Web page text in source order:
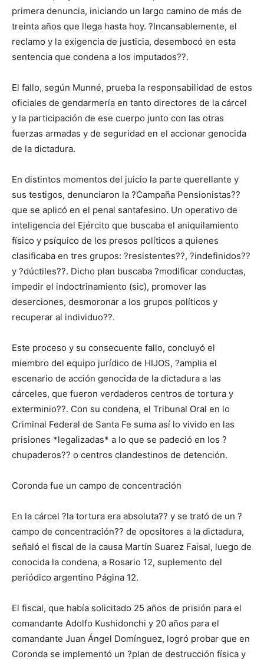
primera denuncia, iniciando un largo camino de más de
treinta años que llega hasta hoy. ?Incansablemente, el
reclamo y la exigencia de justicia, desembocó en esta
sentencia que condena a los imputados??.
El fallo, según Munné, prueba la responsabilidad de estos
oficiales de gendarmería en tanto directores de la cárcel
y la participación de ese cuerpo junto con las otras
fuerzas armadas y de seguridad en el accionar genocida
de la dictadura.
En distintos momentos del juicio la parte querellante y
sus testigos, denunciaron la ?Campaña Pensionistas??
que se aplicó en el penal santafesino. Un operativo de
inteligencia del Ejército que buscaba el aniquilamiento
físico y psíquico de los presos políticos a quienes
clasificaba en tres grupos: ?resistentes??, ?indefinidos??
y ?dúctiles??. Dicho plan buscaba ?modificar conductas,
impedir el indoctrinamiento (sic), promover las
deserciones, desmoronar a los grupos políticos y
recuperar al individuo??.
Este proceso y su consecuente fallo, concluyó el
miembro del equipo jurídico de HIJOS, ?amplia el
escenario de acción genocida de la dictadura a las
cárceles, que fueron verdaderos centros de tortura y
exterminio??. Con su condena, el Tribunal Oral en lo
Criminal Federal de Santa Fe suma así lo vivido en las
prisiones *legalizadas* a lo que se padeció en los ?
chupaderos?? o centros clandestinos de detención.
Coronda fue un campo de concentración
En la cárcel ?la tortura era absoluta?? y se trató de un ?
campo de concentración?? de opositores a la dictadura,
señaló el fiscal de la causa Martín Suarez Faisal, luego de
conocida la condena, a Rosario 12, suplemento del
periódico argentino Página 12.
El fiscal, que había solicitado 25 años de prisión para el
comandante Adolfo Kushidonchi y 20 años para el
comandante Juan Ángel Domínguez, logró probar que en
Coronda se implementó un ?plan de destrucción física y